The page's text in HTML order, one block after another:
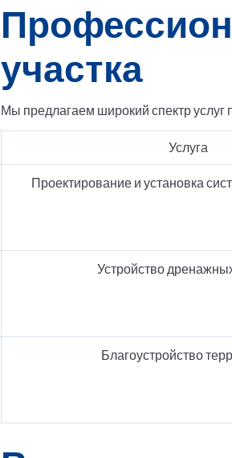
участка
Мы предлагаем широкий спектр услуг
Услуга
Проектирование и установка
Устройство
Благоустройство